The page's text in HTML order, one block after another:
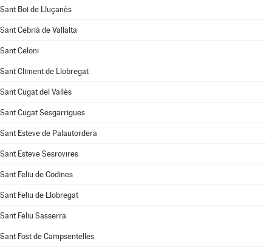
Sant Boi de Lluçanès
Sant Cebrià de Vallalta
Sant Celoni
Sant Climent de Llobregat
Sant Cugat del Vallès
Sant Cugat Sesgarrigues
Sant Esteve de Palautordera
Sant Esteve Sesrovires
Sant Feliu de Codines
Sant Feliu de Llobregat
Sant Feliu Sasserra
Sant Fost de Campsentelles